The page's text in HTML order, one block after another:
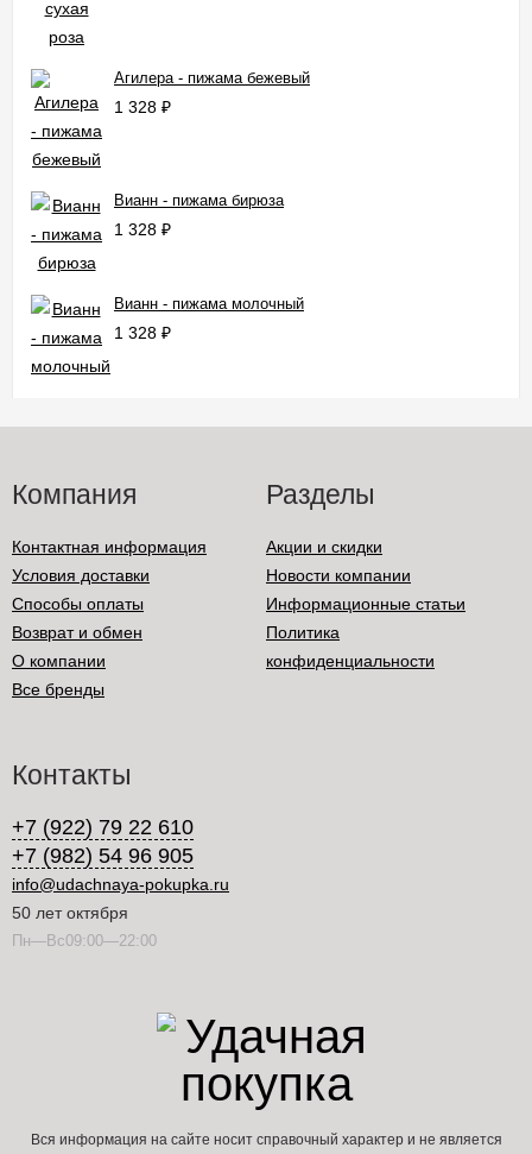
Агилера - пижама бежевый
1 328 ₽
Вианн - пижама бирюза
1 328 ₽
Вианн - пижама молочный
1 328 ₽
Компания
Контактная информация
Условия доставки
Способы оплаты
Возврат и обмен
О компании
Все бренды
Разделы
Акции и скидки
Новости компании
Информационные статьи
Политика
конфиденциальности
Контакты
+7 (922) 79 22 610
+7 (982) 54 96 905
info@udachnaya-pokupka.ru
50 лет октября
Пн—Вс09:00—22:00
Вся информация на сайте носит справочный характер и не является